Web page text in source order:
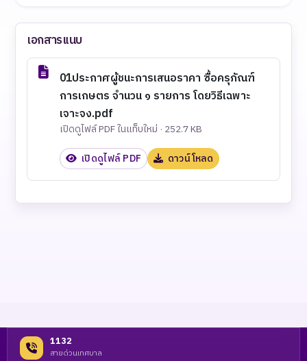
เอกสารแนบ
01ประกาศผู้ชนะการเสนอราคา ซื้อครุภัณฑ์
การเกษตร จำนวน ๑ รายการ โดยวิธีเฉพาะ
เจาะจง.pdf
เปิดดูไฟล์ PDF ในแท็บใหม่ · 252.7 KB
เปิดดูไฟล์ PDF ดาวน์โหลด
1132
สายด่วนเทศบาล